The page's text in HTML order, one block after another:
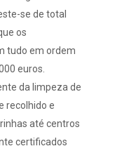
se de total
os
tudo em ordem
euros.
da limpeza de
recolhido e
até centros
certificados